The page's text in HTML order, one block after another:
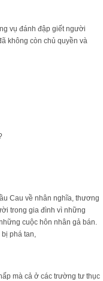
vụ đánh đập giết người
không còn chủ quyền và
Cau về nhân nghĩa, thương
trong gia đình vì những
cuộc hôn nhân gả bán.
phá tan,
mà cả ở các trường tư thục